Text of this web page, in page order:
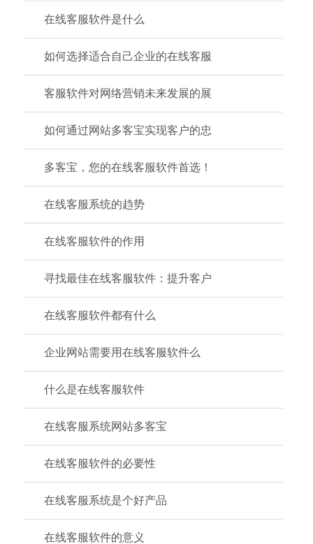
在线客服软件是什么
如何选择适合自己企业的在线客服
客服软件对网络营销未来发展的展
如何通过网站多客宝实现客户的忠
多客宝，您的在线客服软件首选！
在线客服系统的趋势
在线客服软件的作用
寻找最佳在线客服软件：提升客户
在线客服软件都有什么
企业网站需要用在线客服软件么
什么是在线客服软件
在线客服系统网站多客宝
在线客服软件的必要性
在线客服系统是个好产品
在线客服软件的意义